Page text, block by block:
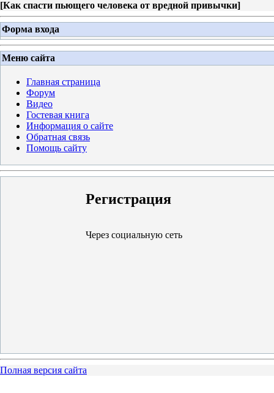
[Как спасти пьющего человека от вредной привычки]
Форма входа
Меню сайта
Главная страница
Форум
Видео
Гостевая книга
Информация о сайте
Обратная связь
Помощь сайту
Регистрация
Через социальную сеть
Полная версия сайта